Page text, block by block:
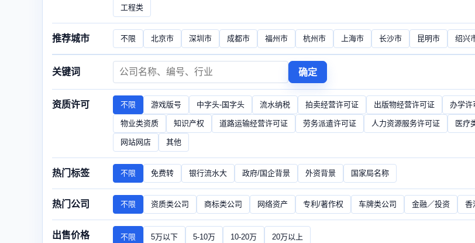
工程类
推荐城市 不限 北京市 深圳市 成都市 福州市 杭州市 上海市 长沙市 昆明市 绍兴
关键词 确定
资质许可 不限 游戏版号 中字头-国字头 流水纳税 拍卖经营许可证 出版物经营许可证 办学许
物业类资质 知识产权 道路运输经营许可证 劳务派遣许可证 人力资源服务许可证 医疗
网站网店 其他
热门标签 不限 免费转 银行流水大 政府/国企背景 外资背景 国家局名称
热门公司 不限 资质类公司 商标类公司 网络资产 专利/著作权 车牌类公司 金融／投资 香
出售价格 不限 5万以下 5-10万 10-20万 20万以上